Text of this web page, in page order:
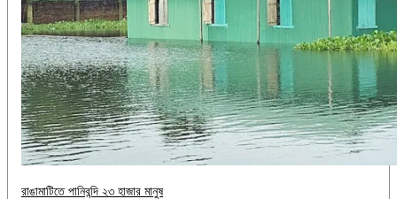
রাঙামাটিতে পানিবন্দি ২৩ হাজার মানুষ